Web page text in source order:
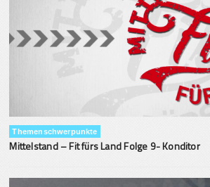
Themenschwerpunkte
Mittelstand – Fit fürs Land Folge 9- Konditor